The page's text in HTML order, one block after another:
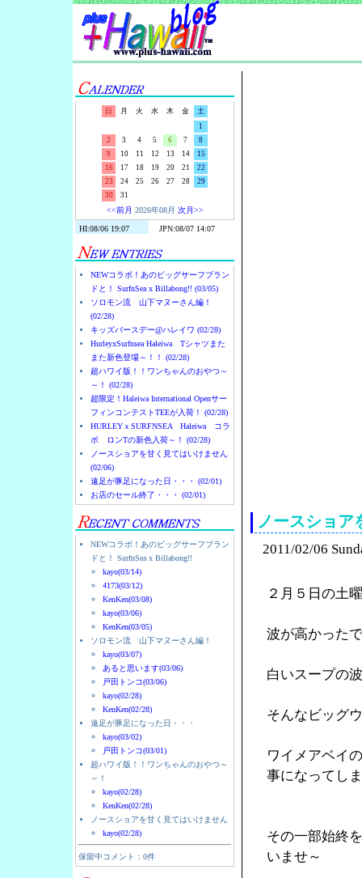
日 月 火 水 木 金
土
1
2
3 4 5 6 7
8
9
10 11 12 13 14
15
16
17 18 19 20 21
22
23
24 25 26 27 28
29
30
31
<<前月 2026年08月 次月>>
NEWコラボ！あのビッグサーフブラン
ドと！ SurfnSea x Billabong!! (03/05)
ソロモン流 山下マヌーさん編！
(02/28)
キッズバースデー@ハレイワ (02/28)
HurleyxSurfnsea Haleiwa Tシャツまた
また新色登場～！！ (02/28)
超ハワイ版！！ワンちゃんのおやつ～
～！ (02/28)
超限定！Haleiwa International Openサー
フィンコンテストTEEが入荷！ (02/28)
HURLEYｘSURFNSEA Haleiwa コラ
ボ ロンTの新色入荷～！ (02/28)
ノースショアを甘く見てはいけません
(02/06)
遠足が豚足になった日・・・ (02/01)
お店のセール終了・・・ (02/01)
NEWコラボ！あのビッグサーフブラン
ドと！ SurfnSea x Billabong!!
kayo(03/14)
4173(03/12)
KenKen(03/08)
kayo(03/06)
KenKen(03/05)
ソロモン流 山下マヌーさん編！
kayo(03/07)
あると思います(03/06)
戸田トンコ(03/06)
kayo(02/28)
KenKen(02/28)
遠足が豚足になった日・・・
kayo(03/02)
戸田トンコ(03/01)
超ハワイ版！！ワンちゃんのおやつ～
～！
kayo(02/28)
KenKen(02/28)
ノースショアを甘く見てはいけません
kayo(02/28)
保留中コメント：0件
ノースショア
2011/02/06
２月５日の土
波が高かった
白いスープの
そんなビッグ
ワイメアベイ
事になってし
その一部始終
いませ～